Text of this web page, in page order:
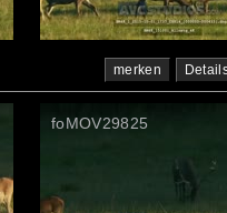
merken
foMOV29825